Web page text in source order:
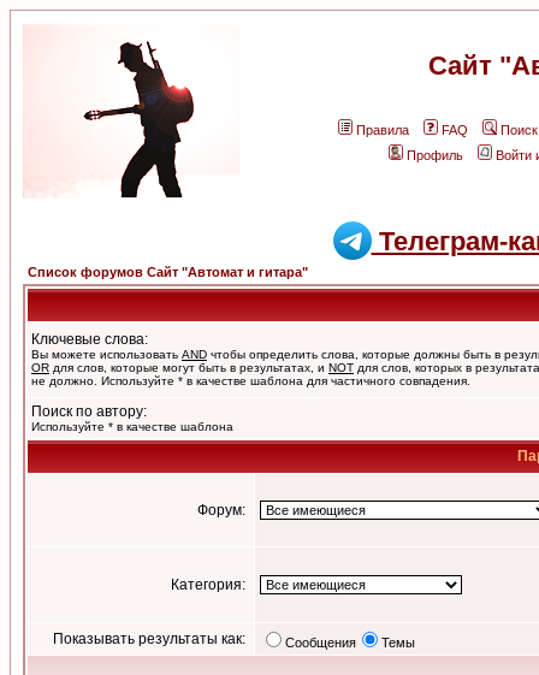
Сайт
Правила FAQ
Поиск
Профиль
Войти
Телеграм-
Список форумов Сайт "Автомат и гитара"
Ключевые слова:
Вы можете использовать AND чтобы определить слова, которые должны быть в
OR для слов, которые могут быть в результатах, и NOT для слов, которых в
не должно. Используйте * в качестве шаблона для частичного совпадения.
Поиск по автору:
Используйте * в качестве шаблона
Форум:
Категория:
Показывать результаты как: Сообщения Темы